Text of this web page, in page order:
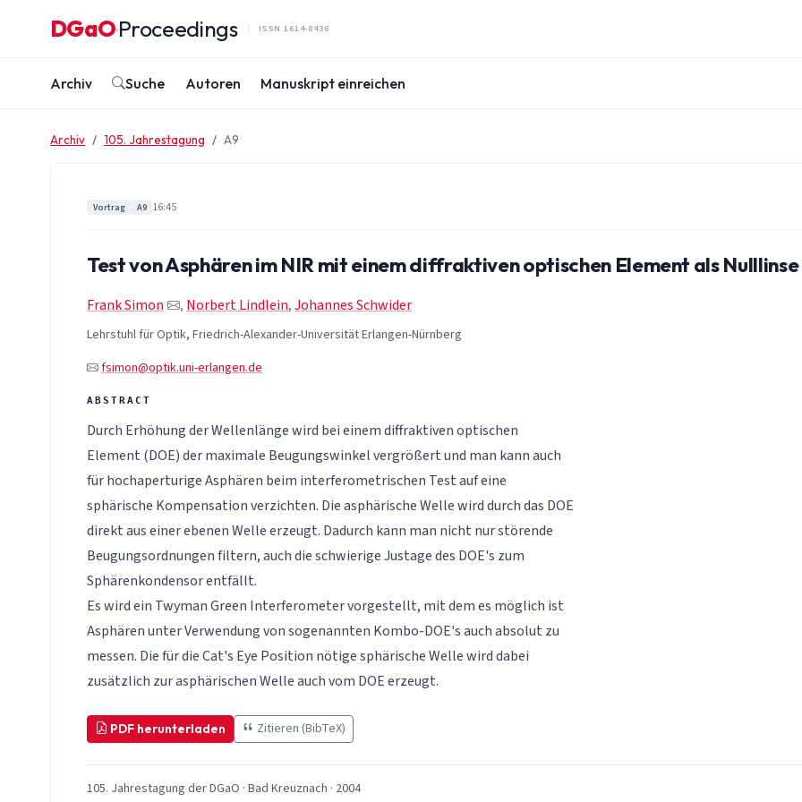
DGaO·Proceedings ISSN 1614-8436
Archiv Suche Autoren Manuskript einreichen
Archiv 105. Jahrestagung A9
Vortrag A9 16:45
Test von Asphären im NIR mit einem diffraktiven optischen Element als Nulllinse
Frank Simon , Norbert Lindlein,Johannes Schwider
Lehrstuhl für Optik, Friedrich-Alexander-Universität Erlangen-Nürnberg
fsimon@optik.uni-erlangen.de
Durch Erhöhung der Wellenlänge wird bei einem diffraktiven optischen
Element (DOE) der maximale Beugungswinkel vergrößert und man kann auch
für hochaperturige Asphären beim interferometrischen Test auf eine
sphärische Kompensation verzichten. Die asphärische Welle wird durch das DOE
direkt aus einer ebenen Welle erzeugt. Dadurch kann man nicht nur störende
Beugungsordnungen filtern, auch die schwierige Justage des DOE's zum
Sphärenkondensor entfällt.
Es wird ein Twyman Green Interferometer vorgestellt, mit dem es möglich ist
Asphären unter Verwendung von sogenannten Kombo-DOE's auch absolut zu
messen. Die für die Cat's Eye Position nötige sphärische Welle wird dabei
zusätzlich zur asphärischen Welle auch vom DOE erzeugt.
PDF herunterladen Zitieren (BibTeX)
105. Jahrestagung der DGaO · Bad Kreuznach · 2004